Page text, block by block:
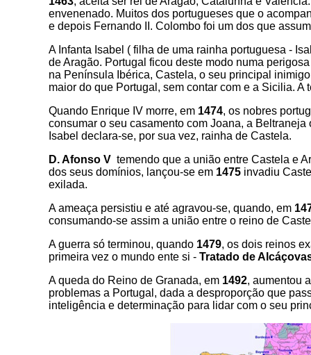
envenenado. Muitos dos portugueses que o
e depois Fernando II. Colombo foi um dos que
A Infanta Isabel ( filha de uma rainha portuguesa -
de Aragão. Portugal ficou deste modo numa
na Península Ibérica, Castela, o seu principal
maior do que Portugal, sem contar com e a Sicilia.
Quando Enrique IV morre, em 1474, os nobres
consumar o seu casamento com Joana, a
Isabel declara-se, por sua vez, rainha de Castela.
D. Afonso V temendo que a união entre Castela e
dos seus domínios, lançou-se em 1475invadiu
exilada.
A ameaça persistiu e até agravou-se, quando, em
consumando-se assim a união entre o reino de
A guerra só terminou, quando 1479, os dois reinos
primeira vez o mundo ente si - Tratado de
A queda do Reino de Granada, em 1492, aumentou
problemas a Portugal, dada a desproporção que
inteligência e determinação para lidar com o seu